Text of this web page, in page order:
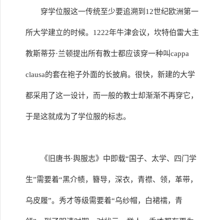
穿学位服这一传统至少要追溯到12世纪欧洲第一
所大学建立的时候。1222年牛津会议，坎特伯雷大主
教斯蒂芬·兰顿提出所有教士都应该穿一种叫cappa
clausa的套在袍子外面的长披肩。很快，新建的大学
都采用了这一设计，而一般的教士却渐渐不再穿它，
于是这就成为了学位服的标志。
《旧唐书·舆服志》中即载“国子、太学、四门学
生”需要着“黑介帻，簪导，深衣，青襟、领，革带，
乌皮履”。秀才等级需要着“乌纱帽，白裙襦，青